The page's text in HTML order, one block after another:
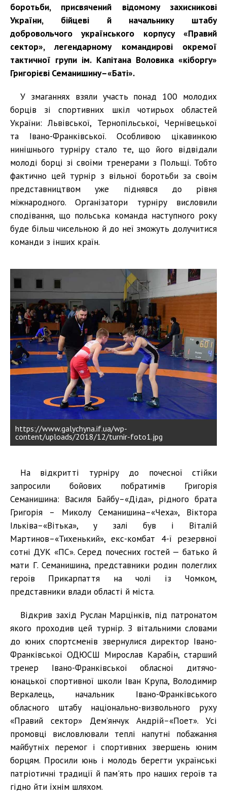
боротьби, присвячений відомому захисникові
України, бійцеві й начальнику штабу
добровольчого українського корпусу «Правий
сектор», легендарному командирові окремої
тактичної групи ім. Капітана Воловика «кіборгу»
Григорієві Семанишину–«Баті».
У змаганнях взяли участь понад 100 молодих
борців зі спортивних шкіл чотирьох областей
України: Львівської, Тернопільської, Чернівецької
та Івано-Франківської. Особливою цікавинкою
нинішнього турніру стало те, що його відвідали
молоді борці зі своїми тренерами з Польщі. Тобто
фактично цей турнір з вільної боротьби за своїм
представництвом уже піднявся до рівня
міжнародного. Організатори турніру висловили
сподівання, що польська команда наступного року
буде більш чисельною й до неї зможуть долучитися
команди з інших країн.
https://www.galychyna.if.ua/wp-
content/uploads/2018/12/turnir-foto1.jpg
На відкритті турніру до почесної стійки
запросили бойових побратимів Григорія
Семанишина: Василя Байбу–«Діда», рідного брата
Григорія – Миколу Семанишина–«Чеха», Віктора
Ільківа–«Вітька», у залі був і Віталій
Мартинов–«Тихенький», екс-комбат 4-ї резервної
сотні ДУК «ПС». Серед почесних гостей — батько й
мати Г. Семанишина, представники родин полеглих
героїв Прикарпаття на чолі із Чомком,
представники влади області й міста.
Відкрив захід Руслан Марцінків, під патронатом
якого проходив цей турнір. З вітальними словами
до юних спортсменів звернулися директор Івано-
Франківської ОДЮСШ Мирослав Карабін, старший
тренер Івано-Франківської обласної дитячо-
юнацької спортивної школи Іван Крупа, Володимир
Веркалець, начальник Івано-Франківського
обласного штабу національно-визвольного руху
«Правий сектор» Дем’янчук Андрій–«Поет». Усі
промовці висловлювали теплі напутні побажання
майбутніх перемог і спортивних звершень юним
борцям. Просили юнь і молодь берегти українські
патріотичні традиції й пам'ять про наших героїв та
гідно йти їхнім шляхом.